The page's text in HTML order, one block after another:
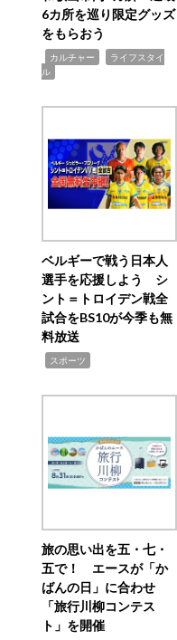
6カ所を巡り限定グッズ
をもらおう
カルチャー
ライフスタイ
ル
ベルギーで戦う日本人
選手を応援しよう シ
ント＝トロイデン戦全
試合をBS10が今季も無
料放送
スポーツ
旅の思い出を五・七・
五で！ エースが「か
ばんの日」に合わせ
「旅行川柳コンテス
ト」を開催